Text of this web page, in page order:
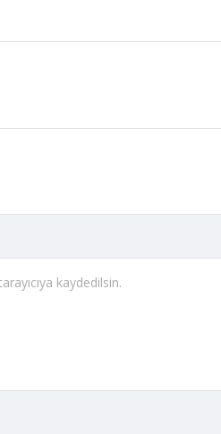
kaydedilsin.